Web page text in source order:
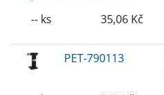
-- ks
35,06 Kč
PET-790113